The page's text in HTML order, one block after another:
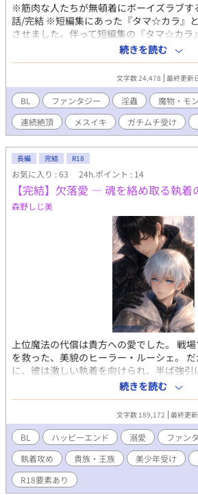
※筋肉な人たちが無頓着にボーイズラブ
話/完結 ※短編集にあった『タマ☆カラ』
させました。伴って短編集の『タマ☆カ
にかくエロだー！みたいなテンションで書
ん。 ※↑より少しクールダウンしたテンシ
もあり、短編集の時より多少エロ成分が
が足されました。 ※ 後日談をこちらに
https://note.com/np_03999/n/
します。 登場人物 パデュノ（受・主人公
で回復早め。 過去にトラウマがあるちょっ
ペルシアンヌスにはノーテンキだと思われ
た目をしているが、毎日鏡を見てるわけ
美醜に興味がない。強さが正義というタイ
（攻） 属性：チート戦士で性欲バカ。戦
で口も悪い。国外で戦士をしていたときは
悪さが災いして敵も多かったが、ここでは
る。最初パデュノに話しかけられたときは
淫蟲を使ってセックスしていたが、ただの
てからは、パデュノに合わせてセックスす
ともと好みだったが、わがまま言われるの
付いた。 あらすじ 魔物に村を襲われて母
あのときもっと強ければ母を守れたのにと
つ戦士。首都でトップクラスの戦士だった
首都に来てからは、その強さに憧れるよう
声をかけたら、「尻を貸せ」と言われて腹
しまう。性欲バカのペルシアンヌスだが、
けて『性欲処理』として抱かれてしまう。
続きを読む
文字数 24,478 最終更新
BL ファンタジー 淫蟲 魔物・モ
連続絶頂
メスイキ ガチムチ受け
長編 完結 R18
お気に入り : 63 24h.ポイント : 14
【完結】欠落愛 ― 魂を絡め取る執
森野しじ美
上位魔法の代償は貴方への愛でした。 戦
を救った、美貌のヒーラー・ルーシェ。
に、彼は激しい執着を向けられ、半ば強
しまう。 しかもルーシェは、魂で触れた相
う特異な性質の持ち主だった。 露骨に欲
るアシュレイ。 優しく選択を差し出しな
いでいく王エルネスト。 対照的な二人の
るなか、ルーシェは次第に追い詰められて
執着系スパダリ攻め×美少年ヒーラー受け
ス／R18／ハッピーエンド確約 ※メイン攻
り／暴力描写あり スピンオフー100回フラ
するー連載中です。
続きを読む
文字数 189,172 最終更
BL ハッピーエンド 溺愛 ファン
執着攻め
貴族・王族 美少年受け
R18要素あり